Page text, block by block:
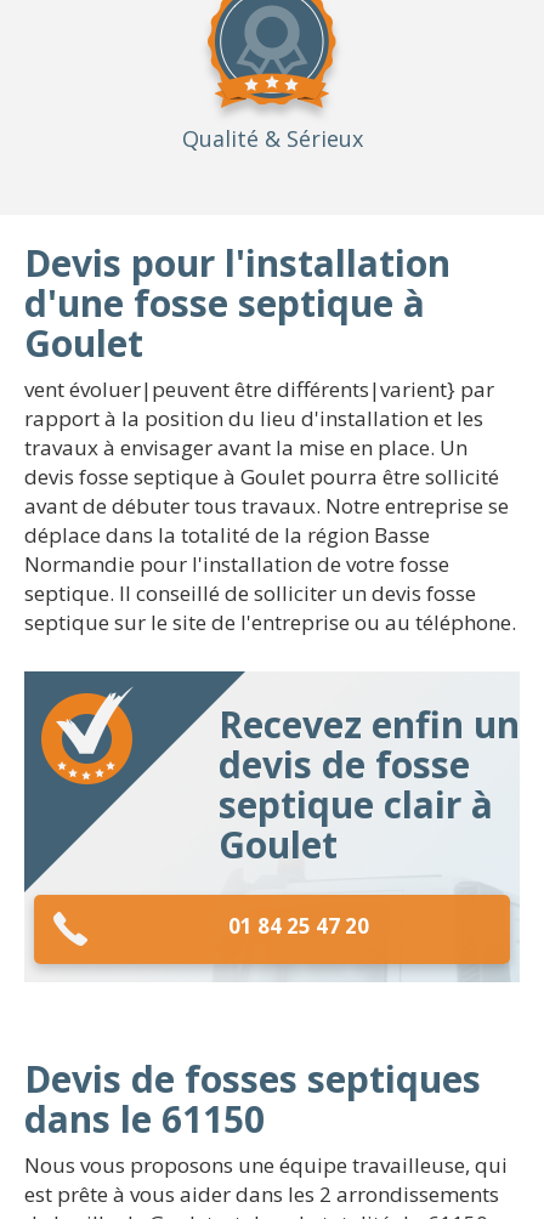
Qualité & Sérieux
Devis pour l'installation
d'une fosse septique à
Goulet
vent évoluer|peuvent être différents|varient} par
rapport à la position du lieu d'installation et les
travaux à envisager avant la mise en place. Un
devis fosse septique à Goulet pourra être sollicité
avant de débuter tous travaux. Notre entreprise se
déplace dans la totalité de la région Basse
Normandie pour l'installation de votre fosse
septique. Il conseillé de solliciter un devis fosse
septique sur le site de l'entreprise ou au téléphone.
Recevez enfin un
devis de fosse
septique clair à
Goulet
01 84 25 47 20
Devis de fosses septiques
dans le 61150
Nous vous proposons une équipe travailleuse, qui
est prête à vous aider dans les 2 arrondissements